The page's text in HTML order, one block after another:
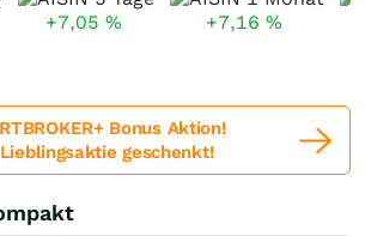
+7,05 % +7,16 %
Bonus Aktion!
geschenkt!